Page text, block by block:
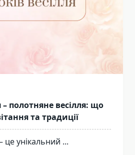
– полотняне весілля: що
та традиції
це унікальний ...